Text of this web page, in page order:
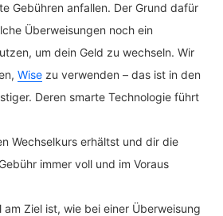
Gebühren anfallen. Der Grund dafür
Überweisungen noch ein
um dein Geld zu wechseln. Wir
Wise zu verwenden – das ist in den
Deren smarte Technologie führt
Wechselkurs erhältst und dir die
immer voll und im Voraus
am Ziel ist, wie bei einer Überweisung